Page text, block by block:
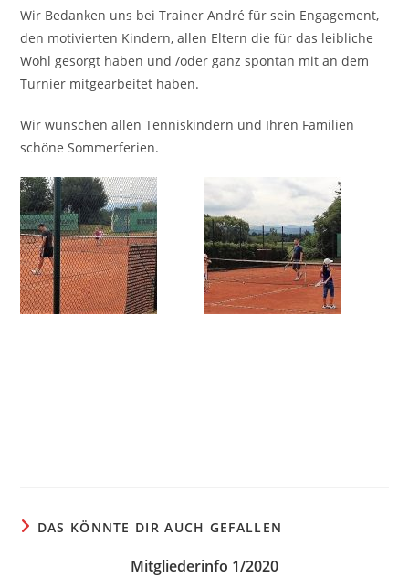
Wir Bedanken uns bei Trainer André für sein Engagement,
den motivierten Kindern, allen Eltern die für das leibliche
Wohl gesorgt haben und /oder ganz spontan mit an dem
Turnier mitgearbeitet haben.
Wir wünschen allen Tenniskindern und Ihren Familien
schöne Sommerferien.
DAS KÖNNTE DIR AUCH GEFALLEN
Mitgliederinfo 1/2020